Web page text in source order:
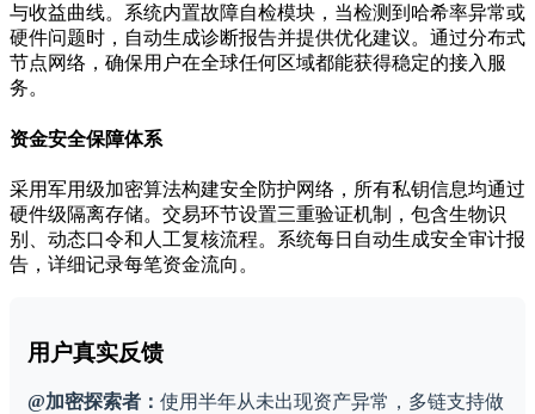
与收益曲线。系统内置故障自检模块，当检测到哈希率异常或
硬件问题时，自动生成诊断报告并提供优化建议。通过分布式
节点网络，确保用户在全球任何区域都能获得稳定的接入服
务。
资金安全保障体系
采用军用级加密算法构建安全防护网络，所有私钥信息均通过
硬件级隔离存储。交易环节设置三重验证机制，包含生物识
别、动态口令和人工复核流程。系统每日自动生成安全审计报
告，详细记录每笔资金流向。
用户真实反馈
@加密探索者： 使用半年从未出现资产异常，多链支持做